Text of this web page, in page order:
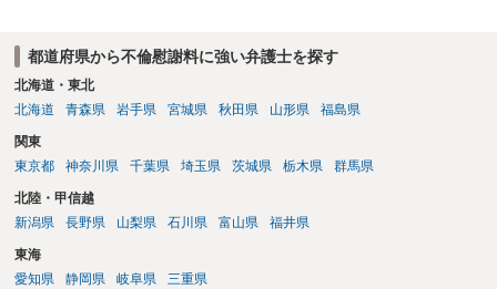
都道府県から不倫慰謝料に強い弁護士を探す
北海道・東北
北海道
青森県 岩手県 宮城県 秋田県 山形県 福島県
関東
東京都
神奈川県 千葉県 埼玉県 茨城県 栃木県 群馬県
北陸・甲信越
新潟県
長野県 山梨県 石川県 富山県 福井県
東海
愛知県
静岡県 岐阜県 三重県